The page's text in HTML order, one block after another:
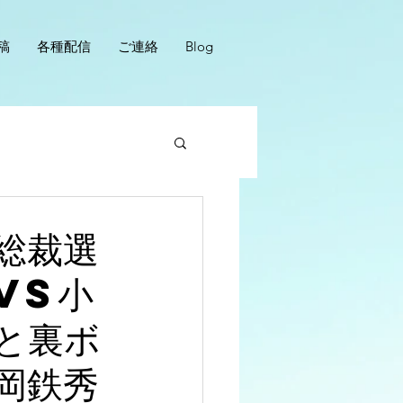
各種配信 ご連絡 Blog
裁選
vs小
裏ボ
鉄秀